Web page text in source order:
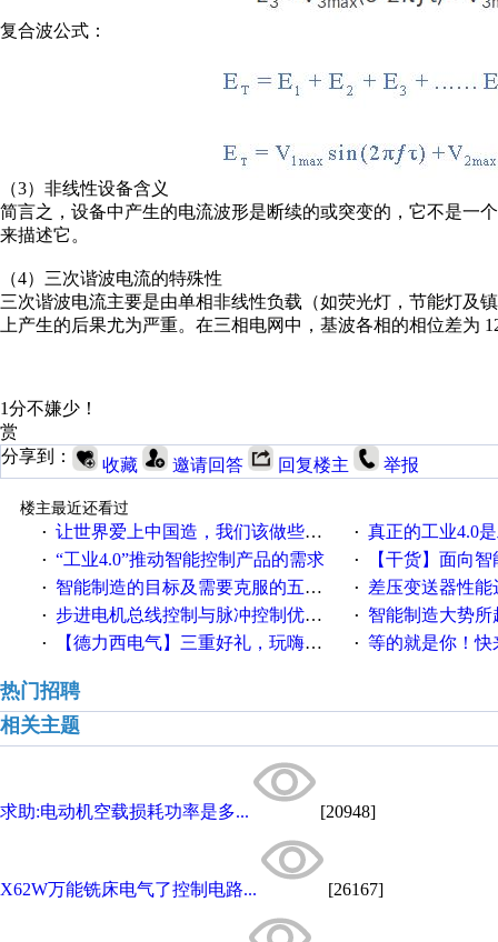
复合波公式：
（3）非线性设备含义
简言之，设备中产生的电流波形是断续的或突变的，它不是一
来描述它。
（4）三次谐波电流的特殊性
三次谐波电流主要是由单相非线性负载（如荧光灯，节能灯及
上产生的后果尤为严重。在三相电网中，基波各相的相位差为
1分不嫌少！
赏
分享到：
收藏 邀请回答 回复楼主 举报
楼主最近还看过
· 让世界爱上中国造，我们该做些什么 · 真正的工业4.0
· “工业4.0”推动智能控制产品的需求 · 【干货】面向
· 智能制造的目标及需要克服的五个障碍 · 差压变送器性能达
· 步进电机总线控制与脉冲控制优缺点 · 智能制造大势所趋
· 【德力西电气】三重好礼，玩嗨夏日！ · 等的就是你！快来
热门招聘
相关主题
求助:电动机空载损耗功率是多... [20948]
X62W万能铣床电气了控制电路... [26167]